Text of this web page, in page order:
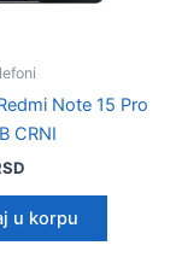
Note 15 Pro
CRNI
u korpu